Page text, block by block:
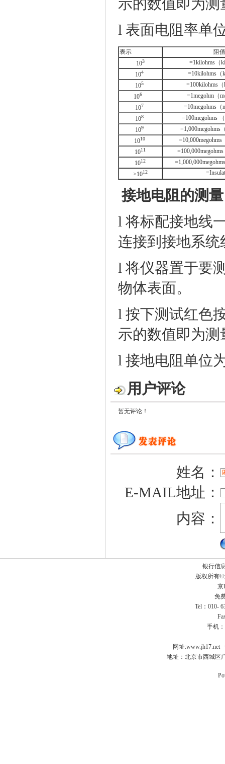
示的数值即为测
l 表面电阻率单
表示
阻值
103 =1kilohms （
104 =10kilohms （
105 =100kilohms （
106 =1megohm （
107 =10megohms （
108 =100megohms
（
109 =1,000megohms
1010 =10,000megohms
1011 =100,000megohms
1012
>1012
接地电阻的测量
l 将标配接地线
连接到接地系统
l 将仪器置于要
物体表面。
l 按下测试红色
示的数值即为测
l 接地电阻单位
用户评论
暂无评论！
姓名：
E-MAIL地址：
内容：
银行信
版权所有
京
免
Tel：010-
手机：
网址:www.jh17.net
地址：北京市西城区